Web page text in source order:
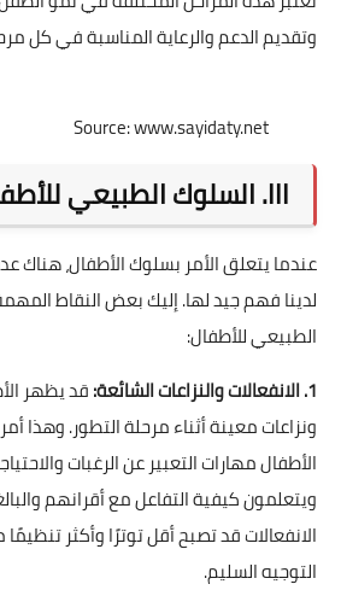
وتقديم الدعم والرعاية المناسبة في كل
Source: www.sayidaty.net
III. السلوك الطبيعي للأطفال
عندما يتعلق الأمر بسلوك الأطفال، هناك
لدينا فهم جيد لها. إليك بعض النقاط
الطبيعي للأطفال:
1. الانفعالات والنزاعات الشائعة:
قد يظهر
ونزاعات معينة أثناء مرحلة التطور.
الأطفال مهارات التعبير عن الرغبات
ويتعلمون كيفية التفاعل مع أقرانهم
الانفعالات قد تصبح أقل توترًا وأكثر
التوجيه السليم.